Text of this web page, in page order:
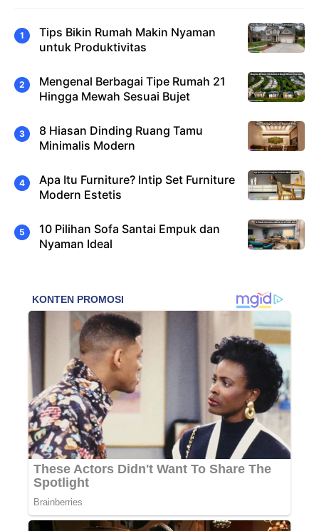
Tips Bikin Rumah Makin Nyaman
untuk Produktivitas
Mengenal Berbagai Tipe Rumah 21
Hingga Mewah Sesuai Bujet
8 Hiasan Dinding Ruang Tamu
Minimalis Modern
Apa Itu Furniture? Intip Set Furniture
Modern Estetis
10 Pilihan Sofa Santai Empuk dan
Nyaman Ideal